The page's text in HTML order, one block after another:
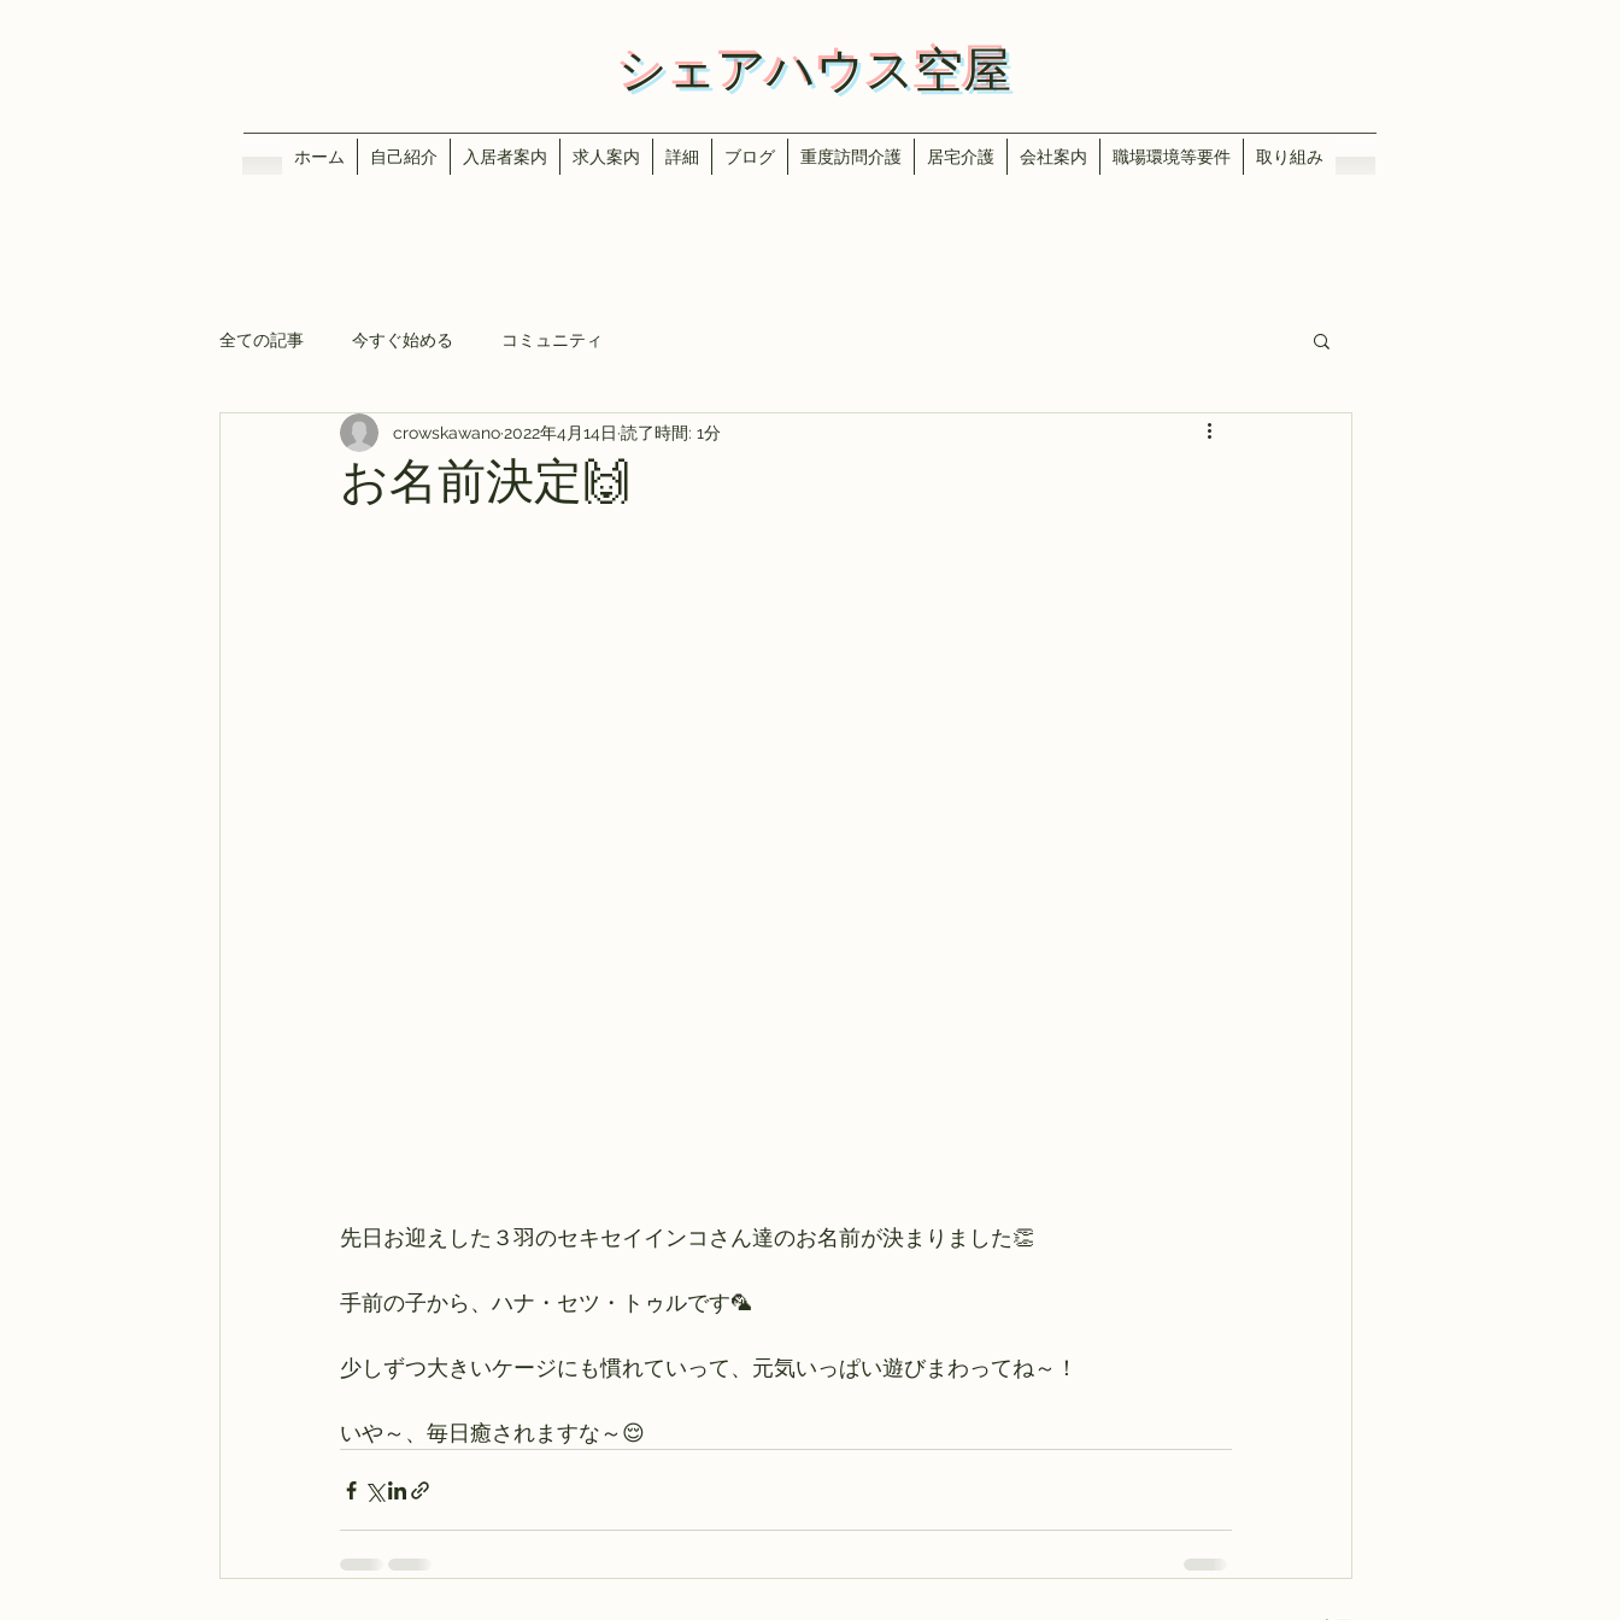
​​シェアハウス空屋
ホーム 自己紹介 入居者案内 求人案内 詳細 ブログ 重度訪問介護 居宅介護 会社案内 職場環境等要件 取り組み
全ての記事 今すぐ始める コミュニティ
お名前決定🙌
crowskawano2022年4月14日 読了時間: 1分
先日お迎えした３羽のセキセイインコさん達のお名前が決まりました👏
手前の子から、ハナ・セツ・トゥルです🦜
少しずつ大きいケージにも慣れていって、元気いっぱい遊びまわってね～！
いや～、毎日癒されますな～😌